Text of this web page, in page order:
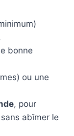
bonne
ou une
, pour
abîmer le